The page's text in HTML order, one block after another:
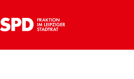
Inhalt
springen